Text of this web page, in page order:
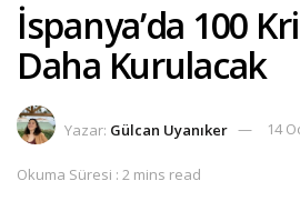
İspanya’da 100
Daha Kurulacak
Yazar: Gülcan Uyanıker 14
Okuma Süresi : 2 mins read